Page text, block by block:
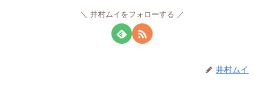
井村ムイをフォローする
井村ムイ